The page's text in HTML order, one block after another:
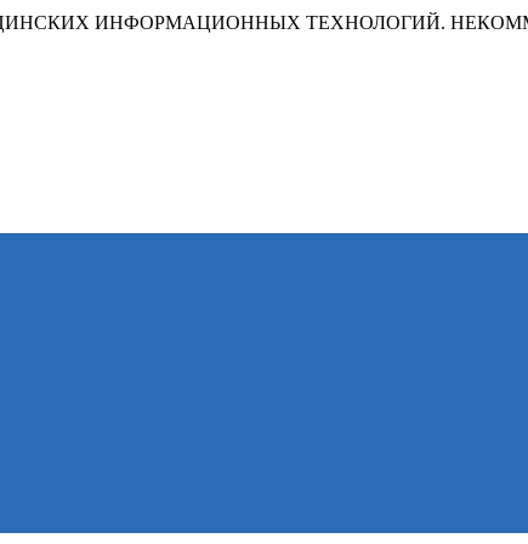
ИНФОРМАЦИОННЫХ ТЕХНОЛОГИЙ.